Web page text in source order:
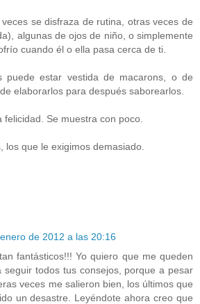
se disfraza de rutina, otras veces de
algunas de ojos de niño, o simplemente
cuando él o ella pasa cerca de ti.
puede estar vestida de macarons, o de
elaborarlos para después saborearlos.
felicidad. Se muestra con poco.
los que le exigimos demasiado.
de 2012 a las 20:16
fantásticos!!! Yo quiero que me queden
seguir todos tus consejos, porque a pesar
veces me salieron bien, los últimos que
un desastre. Leyéndote ahora creo que